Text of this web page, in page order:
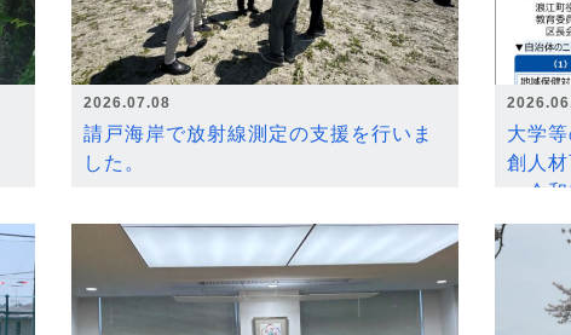
2026.07.08
請戸海岸で放射線測定の支援を行いま
した。
大学
創人
～令